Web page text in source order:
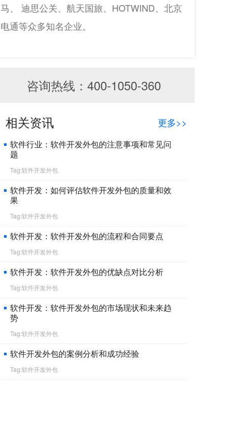
马、 迪思公关、航天国旅、HOTWIND、北京
电通等众多知名企业。
咨询热线：400-1050-360
相关资讯 更多>>
软件行业：软件开发外包的注意事项和常见问
题
Tag:软件开发外包
软件开发：如何评估软件开发外包的质量和效
果
Tag:软件开发外包
软件开发：软件开发外包的流程和合同要点
Tag:软件开发外包
软件开发：软件开发外包的优缺点对比分析
Tag:软件开发外包
软件开发：软件开发外包的市场现状和未来趋
势
Tag:软件开发外包
软件开发外包的案例分析和成功经验
Tag:软件开发外包